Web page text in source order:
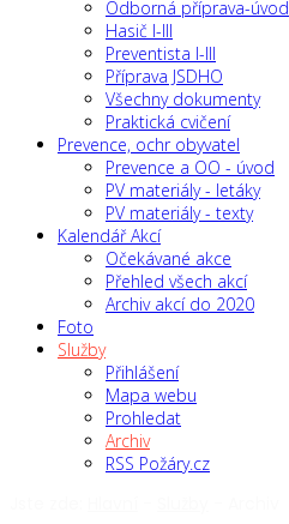
Odborná příprava-úvod
Hasič I-III
Preventista I-III
Příprava JSDHO
Všechny dokumenty
Praktická cvičení
Prevence, ochr obyvatel
Prevence a OO - úvod
PV materiály - letáky
PV materiály - texty
Kalendář Akcí
Očekávané akce
Přehled všech akcí
Archiv akcí do 2020
Foto
Služby
Přihlášení
Mapa webu
Prohledat
Archiv
RSS Požáry.cz